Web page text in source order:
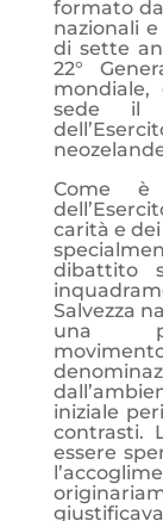
formato
nazionali
di sette
22°
sede il
Come è
carità e
dibattito
Salvezza
una
iniziale
contrasti.
essere